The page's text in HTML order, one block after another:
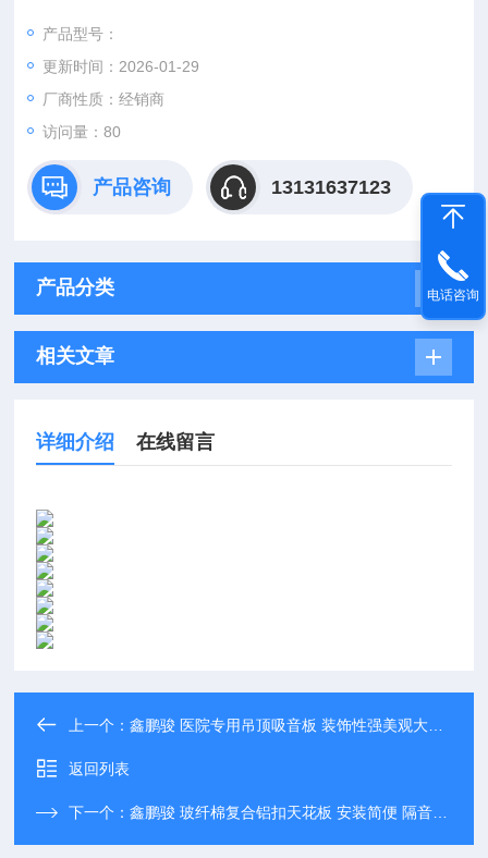
产品型号：
更新时间：2026-01-29
厂商性质：经销商
访问量：80
产品咨询 13131637123
产品分类
相关文章
详细介绍 在线留言
上一个：鑫鹏骏 医院专用吊顶吸音板 装饰性强美观大方 隔音降噪 批量供应
返回列表
下一个：鑫鹏骏 玻纤棉复合铝扣天花板 安装简便 隔音性能优 大量现货
电话咨询